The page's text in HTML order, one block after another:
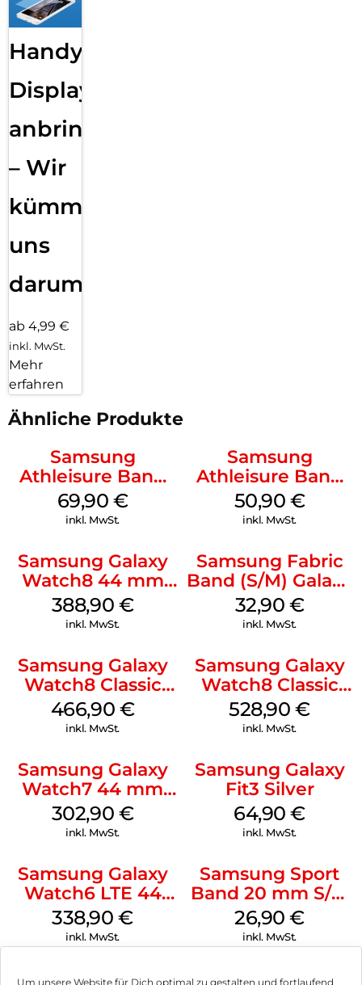
Um unsere Website für Dich optimal zu gestalten und fortlaufend
Handy
Displayfolie
anbringen
– Wir
kümmern
uns
darum!
ab 4,99 €
inkl. MwSt.
Mehr
erfahren
Ähnliche Produkte
Samsung
Athleisure Band
(S/M) Galaxy
Watch8/Watch8
69,90 €
inkl. MwSt.
Samsung
Athleisure Band
(M/L) Galaxy
Watch8/Watch8
50,90 €
inkl. MwSt.
Samsung Galaxy
Watch8 44 mm
Graphite
388,90 €
inkl. MwSt.
Samsung Fabric
Band (S/M) Galaxy
Watch8/Watch8
Classic Red
32,90 €
inkl. MwSt.
Samsung Galaxy
Watch8 Classic
White
466,90 €
inkl. MwSt.
Samsung Galaxy
Watch8 Classic
Black
528,90€
inkl. MwSt.
Samsung Galaxy
Watch7 44 mm
Green
302,90 €
inkl. MwSt.
Samsung Galaxy
Fit3 Silver
64,90€
inkl. MwSt.
Samsung Galaxy
Watch6 LTE 44
mm Graphite
338,90€
inkl. MwSt.
Samsung Sport
Band 20 mm S/M
Galaxy Watch4
Serie Graphite
26,90€
inkl. MwSt.